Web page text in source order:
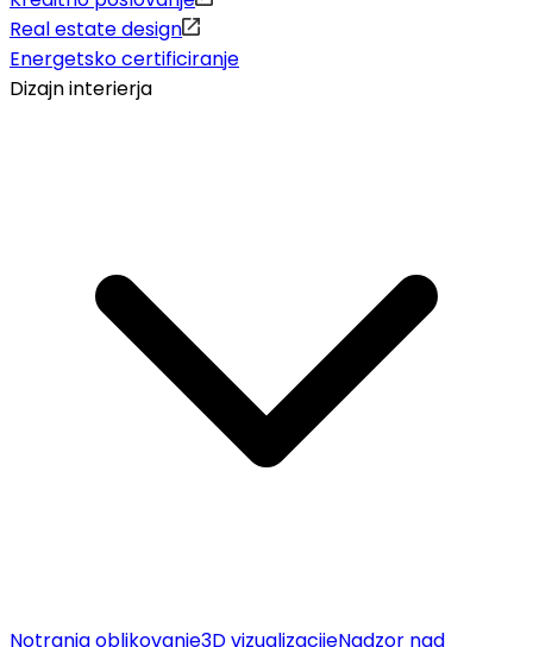
Real estate design
Energetsko certificiranje
Dizajn interierja
Notranja oblikovanje3D vizualizacijeNadzor nad